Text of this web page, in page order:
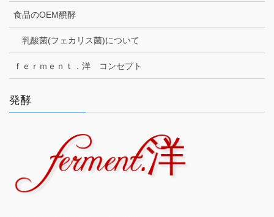
食品のOEM醗酵
乳酸菌(フェカリス菌)について
ｆｅｒｍｅｎｔ．洋 コンセプト
発酵